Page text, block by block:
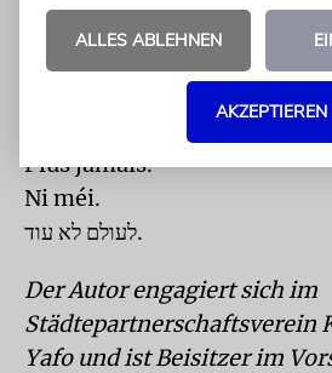
Grenzen hinweg:
Plus jamais.
Ni méi.
לעולם לא עוד.
Der Autor engagiert sich im
Städtepartnerschaftsverein
Yafo und ist Beisitzer im
ALLES ABLEHNEN
AKZEPTIEREN